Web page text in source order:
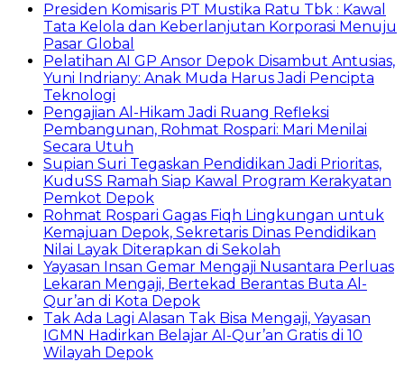
Presiden Komisaris PT Mustika Ratu Tbk : Kawal
Tata Kelola dan Keberlanjutan Korporasi Menuju
Pasar Global
Pelatihan AI GP Ansor Depok Disambut Antusias,
Yuni Indriany: Anak Muda Harus Jadi Pencipta
Teknologi
Pengajian Al-Hikam Jadi Ruang Refleksi
Pembangunan, Rohmat Rospari: Mari Menilai
Secara Utuh
Supian Suri Tegaskan Pendidikan Jadi Prioritas,
KuduSS Ramah Siap Kawal Program Kerakyatan
Pemkot Depok
Rohmat Rospari Gagas Fiqh Lingkungan untuk
Kemajuan Depok, Sekretaris Dinas Pendidikan
Nilai Layak Diterapkan di Sekolah
Yayasan Insan Gemar Mengaji Nusantara Perluas
Lekaran Mengaji, Bertekad Berantas Buta Al-
Qur’an di Kota Depok
Tak Ada Lagi Alasan Tak Bisa Mengaji, Yayasan
IGMN Hadirkan Belajar Al-Qur’an Gratis di 10
Wilayah Depok